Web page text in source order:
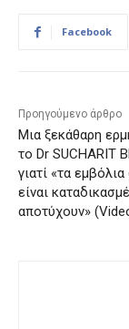
Facebook
Προηγούμενο άρθρο
Μια ξεκάθαρη
το Dr SUCHARIT
γιατί «τα
είναι
αποτύχουν»